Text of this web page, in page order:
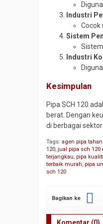
Industri
Cocok
Sistem
Industri
Kesimpulan
Pipa SCH 120
berat. Dengan
di berbagai sektor
Tags:agen pipa
120,jual pipa sch 120
terjangkau,pipa
terbaik murah,pipa
sch 120
Bagikan ke